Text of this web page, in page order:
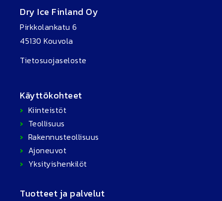
Dry Ice Finland Oy
Pirkkolankatu 6
45130 Kouvola
Tietosuojaseloste
Käyttökohteet
Kiinteistöt
Teollisuus
Rakennusteollisuus
Ajoneuvot
Yksityishenkilöt
Tuotteet ja palvelut